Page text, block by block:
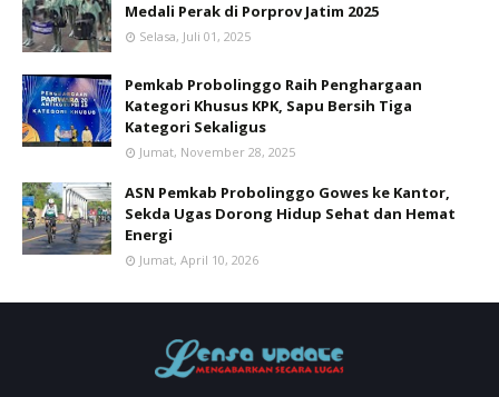
Medali Perak di Porprov Jatim 2025
Selasa, Juli 01, 2025
Pemkab Probolinggo Raih Penghargaan
Kategori Khusus KPK, Sapu Bersih Tiga
Kategori Sekaligus
Jumat, November 28, 2025
ASN Pemkab Probolinggo Gowes ke Kantor,
Sekda Ugas Dorong Hidup Sehat dan Hemat
Energi
Jumat, April 10, 2026